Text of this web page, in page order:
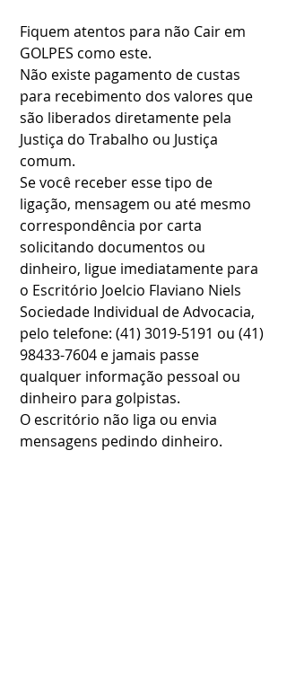
Fiquem atentos para não Cair em
GOLPES como este.
Não existe pagamento de custas
para recebimento dos valores que
são liberados diretamente pela
Justiça do Trabalho ou Justiça
comum.
Se você receber esse tipo de
ligação, mensagem ou até mesmo
correspondência por carta
solicitando documentos ou
dinheiro, ligue imediatamente para
o Escritório Joelcio Flaviano Niels
Sociedade Individual de Advocacia,
pelo telefone: (41) 3019-5191 ou (41)
98433-7604 e jamais passe
qualquer informação pessoal ou
dinheiro para golpistas.
O escritório não liga ou envia
mensagens pedindo dinheiro.